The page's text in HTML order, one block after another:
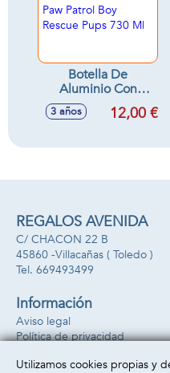
Botella De
Aluminio Con
Correa Paw Patrol
Boy Rescue Pups
3 años 12,00 €
REGALOS AVENIDA
C/ CHACON 22 B
45860 -Villacañas ( Toledo )
669493499
Información
Aviso legal
Política de privacidad
Utilizamos cookies propias y